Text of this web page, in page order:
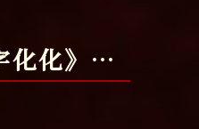
化化》…